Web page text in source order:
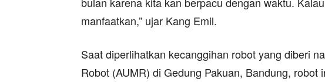
manfaatkan,” ujar Kang Emil.
Saat diperlihatkan kecanggihan robot yang diberi
Robot (AUMR) di Gedung Pakuan, Bandung, robot